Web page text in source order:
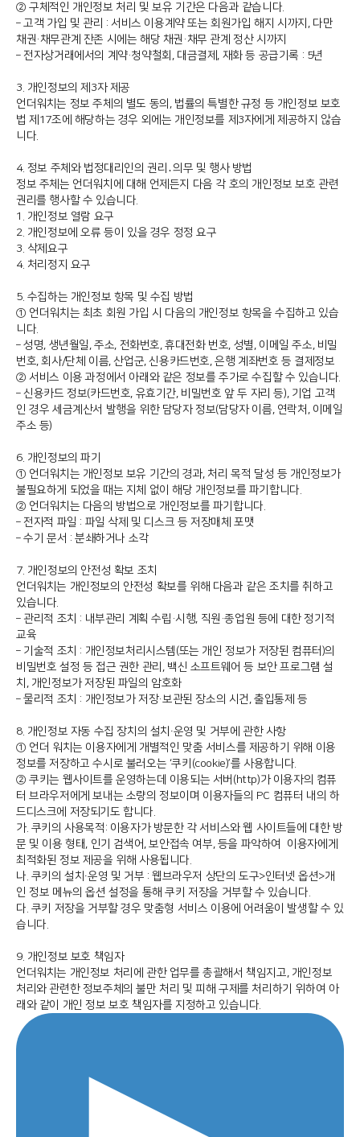
② 구체적인 개인정보 처리 및 보유 기간은 다음과 같습니다.
– 고객 가입 및 관리 : 서비스 이용계약 또는 회원가입 해지 시까지, 다만
채권·채무관계 잔존 시에는 해당 채권·채무 관계 정산 시까지
– 전자상거래에서의 계약·청약철회, 대금결제, 재화 등 공급기록 : 5년
3. 개인정보의 제3자 제공
언더워치는 정보 주체의 별도 동의, 법률의 특별한 규정 등 개인정보 보호
법 제17조에 해당하는 경우 외에는 개인정보를 제3자에게 제공하지 않습
니다.
4. 정보 주체와 법정대리인의 권리․의무 및 행사 방법
정보 주체는 언더워치에 대해 언제든지 다음 각 호의 개인정보 보호 관련
권리를 행사할 수 있습니다.
1. 개인정보 열람 요구
2. 개인정보에 오류 등이 있을 경우 정정 요구
3. 삭제요구
4. 처리정지 요구
5. 수집하는 개인정보 항목 및 수집 방법
① 언더워치는 최초 회원 가입 시 다음의 개인정보 항목을 수집하고 있습
니다.
– 성명, 생년월일, 주소, 전화번호, 휴대전화 번호, 성별, 이메일 주소, 비밀
번호, 회사/단체 이름, 산업군, 신용카드번호, 은행 계좌번호 등 결제정보
② 서비스 이용 과정에서 아래와 같은 정보를 추가로 수집할 수 있습니다.
– 신용카드 정보(카드번호, 유효기간, 비밀번호 앞 두 자리 등), 기업 고객
인 경우 세금계산서 발행을 위한 담당자 정보(담당자 이름, 연락처, 이메일
주소 등)
6. 개인정보의 파기
① 언더워치는 개인정보 보유 기간의 경과, 처리 목적 달성 등 개인정보가
불필요하게 되었을 때는 지체 없이 해당 개인정보를 파기합니다.
② 언더워치는 다음의 방법으로 개인정보를 파기합니다.
– 전자적 파일 : 파일 삭제 및 디스크 등 저장매체 포맷
– 수기 문서 : 분쇄하거나 소각
7. 개인정보의 안전성 확보 조치
언더워치는 개인정보의 안전성 확보를 위해 다음과 같은 조치를 취하고
있습니다.
– 관리적 조치 : 내부관리 계획 수립·시행, 직원·종업원 등에 대한 정기적
교육
– 기술적 조치 : 개인정보처리시스템(또는 개인 정보가 저장된 컴퓨터)의
비밀번호 설정 등 접근 권한 관리, 백신 소프트웨어 등 보안 프로그램 설
치, 개인정보가 저장된 파일의 암호화
– 물리적 조치 : 개인정보가 저장·보관된 장소의 시건, 출입통제 등
8. 개인정보 자동 수집 장치의 설치∙운영 및 거부에 관한 사항
① 언더 워치는 이용자에게 개별적인 맞춤 서비스를 제공하기 위해 이용
정보를 저장하고 수시로 불러오는 ‘쿠키(cookie)’를 사용합니다.
② 쿠키는 웹사이트를 운영하는데 이용되는 서버(http)가 이용자의 컴퓨
터 브라우저에게 보내는 소량의 정보이며 이용자들의 PC 컴퓨터 내의 하
드디스크에 저장되기도 합니다.
가. 쿠키의 사용목적: 이용자가 방문한 각 서비스와 웹 사이트들에 대한 방
문 및 이용 형태, 인기 검색어, 보안접속 여부, 등을 파악하여 이용자에게
최적화된 정보 제공을 위해 사용됩니다.
나. 쿠키의 설치∙운영 및 거부 : 웹브라우저 상단의 도구>인터넷 옵션>개
인 정보 메뉴의 옵션 설정을 통해 쿠키 저장을 거부할 수 있습니다.
다. 쿠키 저장을 거부할 경우 맞춤형 서비스 이용에 어려움이 발생할 수 있
습니다.
9. 개인정보 보호 책임자
언더워치는 개인정보 처리에 관한 업무를 총괄해서 책임지고, 개인정보
처리와 관련한 정보주체의 불만 처리 및 피해 구제를 처리하기 위하여 아
래와 같이 개인 정보 보호 책임자를 지정하고 있습니다.